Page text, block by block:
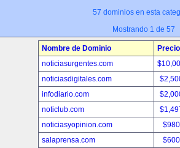
57 dominios en esta
Mostrando 1 de 57
Nombre de Dominio
Precio
noticiasurgentes.com
noticiasdigitales.com
infodiario.com
noticlub.com
noticiasyopinion.com
salaprensa.com